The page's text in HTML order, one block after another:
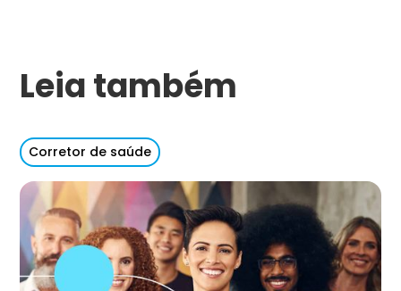
Leia também
Corretor de saúde